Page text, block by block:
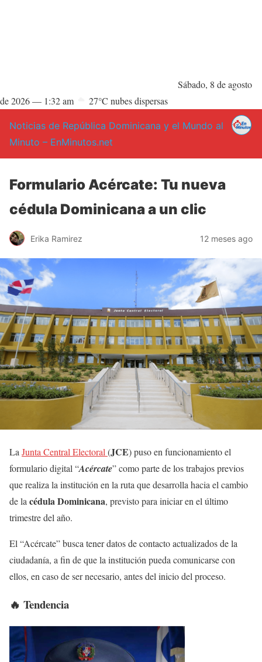
Sábado, 8 de agosto
de 2026 — 1:32 am 27°C nubes dispersas
Noticias de República Dominicana y el Mundo al
Minuto – EnMinutos.net
Formulario Acércate: Tu nueva
cédula Dominicana a un clic
Erika Ramirez 12 meses ago
La Junta Central Electoral (JCE) puso en funcionamiento el
formulario digital “Acércate” como parte de los trabajos previos
que realiza la institución en la ruta que desarrolla hacia el cambio
de la cédula Dominicana, previsto para iniciar en el último
trimestre del año.
El “Acércate” busca tener datos de contacto actualizados de la
ciudadanía, a fin de que la institución pueda comunicarse con
ellos, en caso de ser necesario, antes del inicio del proceso.
🔥 Tendencia